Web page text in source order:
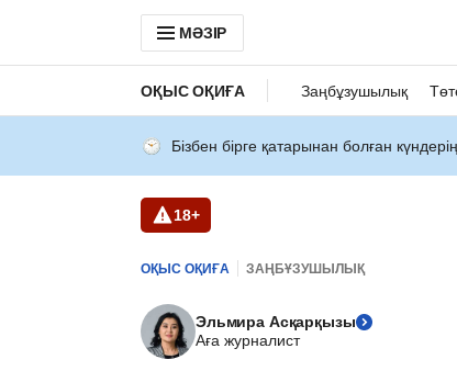
МӘЗІР
ОҚЫС ОҚИҒА Заңбұзушылық
Бізбен бірге қатарынан болған
18+
ОҚЫС ОҚИҒА ЗАҢБҰЗУШЫЛЫҚ
Эльмира Асқарқызы
Аға журналист